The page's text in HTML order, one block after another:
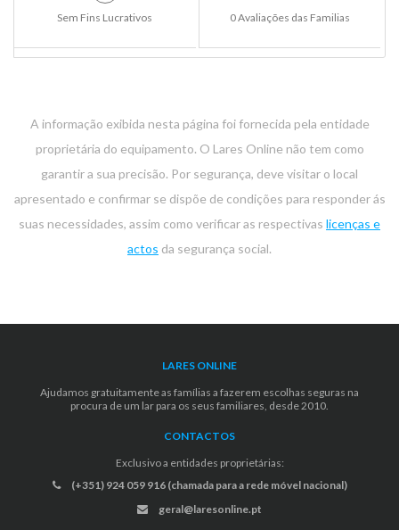
Sem Fins Lucrativos 0 Avaliações das Familias
A informação exibida nesta página foi fornecida pela entidade
proprietária do equipamento. O Lares Online não tem como
garantir a sua precisão. Por segurança, deve visitar o local
apresentado e confirmar se dispõe de condições para responder ás
suas necessidades, assim como verificar as respectivas licenças e
actos da segurança social.
LARES ONLINE
Ajudamos gratuitamente as famílias a fazerem escolhas seguras na
procura de um lar para os seus familiares, desde 2010.
CONTACTOS
Exclusivo a entidades proprietárias:
(+351) 924 059 916 (chamada para a rede móvel nacional)
geral@laresonline.pt